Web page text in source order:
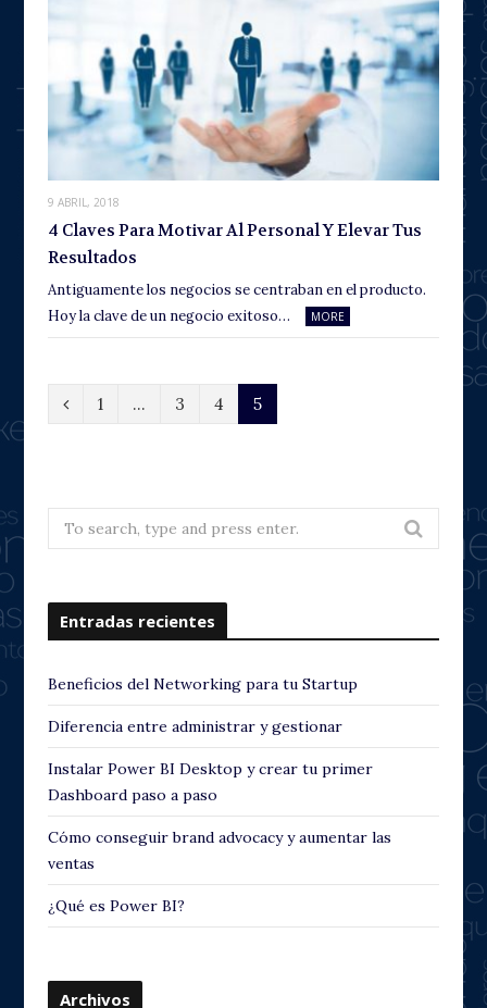
9 ABRIL, 2018
4 Claves Para Motivar Al Personal Y Elevar Tus
Resultados
Antiguamente los negocios se centraban en el producto.
Hoy la clave de un negocio exitoso…
MORE
P
i
u
1 … 3 4 5
Search
for:
Entradas recientes
Beneficios del Networking para tu Startup
Diferencia entre administrar y gestionar
Instalar Power BI Desktop y crear tu primer
Dashboard paso a paso
Cómo conseguir brand advocacy y aumentar las
ventas
¿Qué es Power BI?
Archivos